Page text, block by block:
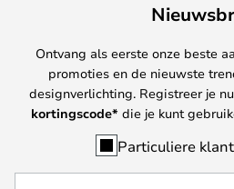
Ontvang als eerste onze beste
promoties en de nieuwste
designverlichting. Registreer je
kortingscode* die je kunt
Particuliere klant